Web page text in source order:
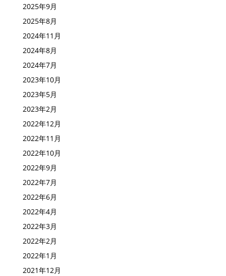
2025年9月
2025年8月
2024年11月
2024年8月
2024年7月
2023年10月
2023年5月
2023年2月
2022年12月
2022年11月
2022年10月
2022年9月
2022年7月
2022年6月
2022年4月
2022年3月
2022年2月
2022年1月
2021年12月